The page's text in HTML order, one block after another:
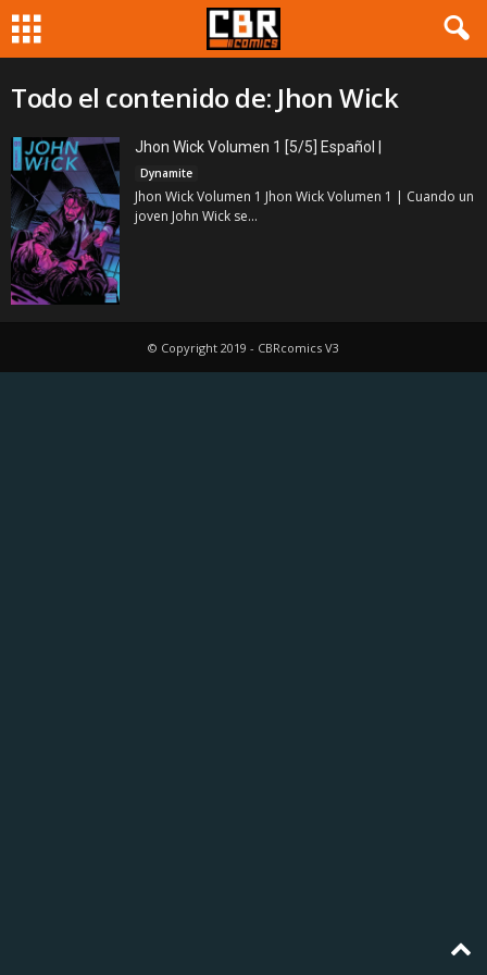
Todo el contenido de: Jhon Wick
Jhon Wick Volumen 1 [5/5] Español |
Dynamite
Jhon Wick Volumen 1 Jhon Wick Volumen 1 | Cuando un
joven John Wick se...
© Copyright 2019 - CBRcomics V3